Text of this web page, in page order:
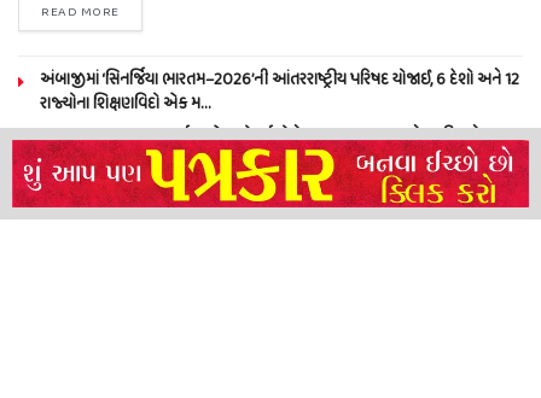
READ MORE
અંબાજીમાં ‘સિનર્જિયા ભારતમ–2026’ની આંતરરાષ્ટ્રીય પરિષદ યોજાઈ, 6 દેશો અને 12
રાજ્યોના શિક્ષણવિદો એક મ…
ભક્તરાજ દાદા ખાચર આર્ટ્સ એન્ડ કોમર્સ કોલેજ, ગઢડા (સ્વા.) ખાતે રાષ્ટ્રીય સેવા
યોજના (NSS) અંતર્ગત તા….
કે.વી. વિદ્યામંદીર ગારિયાધાર મા“વિશ્વ સિંહ દિવસ”ની તાલુકાકક્ષાની ઉજવણી થઈ-સિંહ
દિવસના જિલ્લા સંયોજકન…